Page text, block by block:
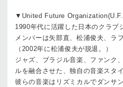
▼United Future
1990年代に活躍した日本のクラブ
メンバーは矢部直、松浦俊夫、ラ
（2002年に松浦俊夫が脱退。）
ジャズ、ブラジル音楽、ファンク
ルを融合させた、独自の音楽スタ
彼らの音楽はリズミカルでダンサ